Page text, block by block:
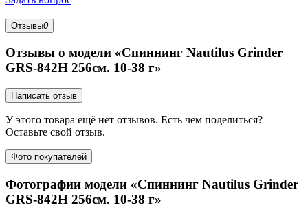
Отзывы0
Отзывы о модели «Спиннинг Nautilus Grinder
GRS-842H 256см. 10-38 г»
Написать отзыв
У этого товара ещё нет отзывов. Есть чем поделиться?
Оставьте свой отзыв.
Фото покупателей
Фотографии модели «Спиннинг Nautilus Grinder
GRS-842H 256см. 10-38 г»